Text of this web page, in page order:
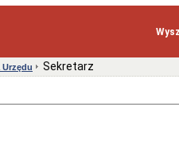
Urzędu Sekretarz